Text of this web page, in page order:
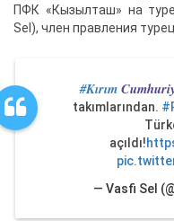
ПФК «Кызылташ» на
Sel), член правления
#Kırım
takımlarından.
açıldı!
— Vasfi Sel